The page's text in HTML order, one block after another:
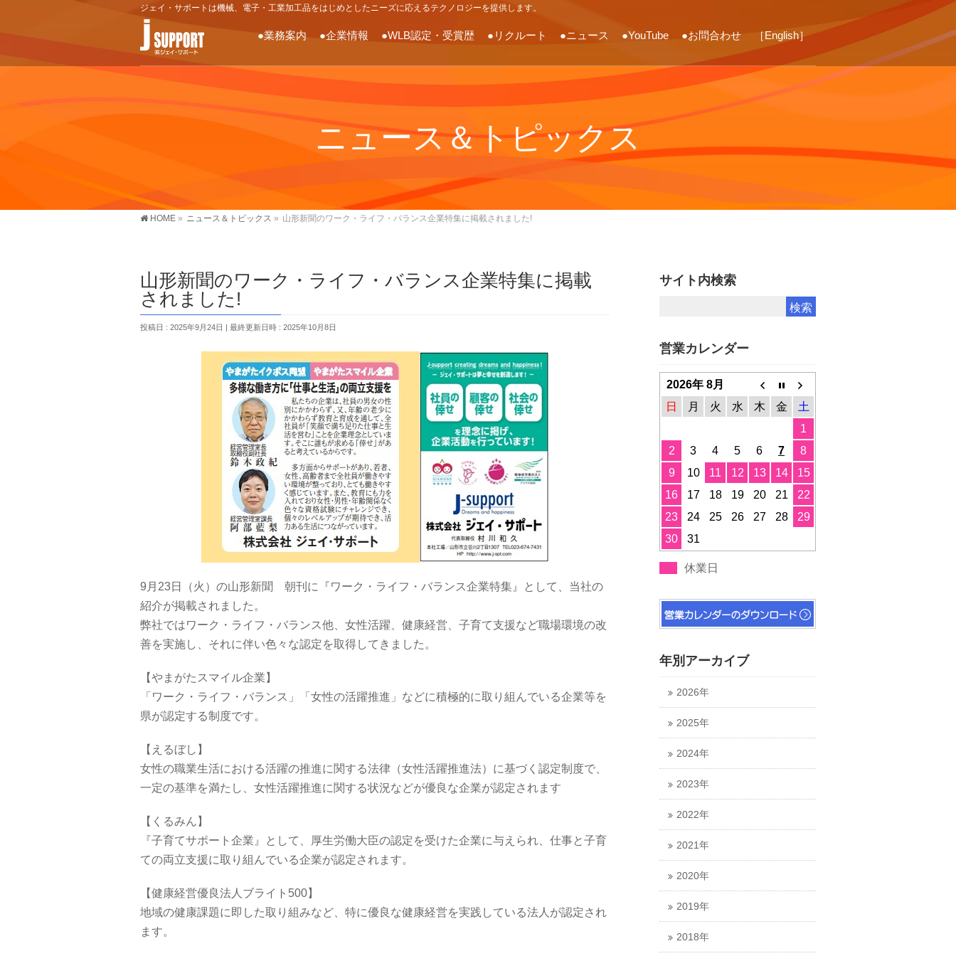
ジェイ・サポートは機械、電子・工業加工品をはじめとしたニーズに応えるテクノロジーを提供します。
●業務案内 ●企業情報 ●WLB認定・受賞歴 ●リクルート ●ニュース ●YouTube ●お問合わせ ［English］
ニュース＆トピックス
HOME » ニュース＆トピックス » 山形新聞のワーク・ライフ・バランス企業特集に掲載されました!
山形新聞のワーク・ライフ・バランス企業特集に掲載
されました!
投稿日 : 2025年9月24日 最終更新日時 : 2025年10月8日
9月23日（火）の山形新聞 朝刊に『ワーク・ライフ・バランス企業特集』として、当社の
紹介が掲載されました。
弊社ではワーク・ライフ・バランス他、女性活躍、健康経営、子育て支援など職場環境の改
善を実施し、それに伴い色々な認定を取得してきました。
【やまがたスマイル企業】
「ワーク・ライフ・バランス」「女性の活躍推進」などに積極的に取り組んでいる企業等を
県が認定する制度です。
【えるぼし】
女性の職業生活における活躍の推進に関する法律（女性活躍推進法）に基づく認定制度で、
一定の基準を満たし、女性活躍推進に関する状況などが優良な企業が認定されます
【くるみん】
『子育てサポート企業』として、厚生労働大臣の認定を受けた企業に与えられ、仕事と子育
ての両立支援に取り組んでいる企業が認定されます。
【健康経営優良法人ブライト500】
地域の健康課題に即した取り組みなど、特に優良な健康経営を実践している法人が認定され
ます。
サイト内検索
営業カレンダー
2026年 8月
日
月 火 水 木 金
土
1
2
3 4 5 6 7
8
9
10 11 12 13 14
15
16
17 18 19 20 21
22
23
24 25 26 27 28
29
30
31
休業日
年別アーカイブ
2026年
2025年
2024年
2023年
2022年
2021年
2020年
2019年
2018年